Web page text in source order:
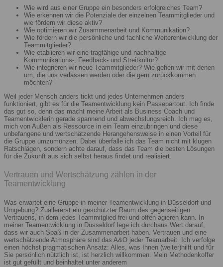
Wie wird aus einer Gruppe ein besonders erfolgreiches Team?
Wie erkennen wir die Potenziale der einzelnen Teammitglieder und
wie fördern wir diese aktiv?
Wie optimieren wir Zusammenarbeit und Kommunikation?
Wie fördern wir die persönliche und fachliche Weiterentwicklung der
Teammitglieder?
Wie etablieren wir eine tragfähige und nachhaltige
Kommunikations-, Feedback- und Streitkultur?
Wie integrieren wir neue Teammitglieder? Wie gehen wir mit denen
um, die uns verlassen werden oder die gern zurückkommen
möchten?
Weil jeder Mensch anders tickt und jedes Unternehmen anders
funktioniert, gibt es für die Teamentwicklung kein Passepartout. Ich finde
das gut so, denn das macht meine Arbeit als Business Coach und
Teamentwicklerin gerade spannend und abwechslungsreich. Ich mag es,
mich von Außen als Ressource in ein Team einzubringen und diese
unbefangene und wertschätzende Herangehensweise in einen Vorteil für
die Gruppe umzumünzen. Dabei überfalle ich das Team nicht mit klugen
Ratschlägen, sondern achte darauf, dass das Team die besten Lösungen
für die Zukunft aus sich selbst heraus findet und realisiert.
Vertrauen und Wertschätzung zählen in der
Teamentwicklung
Was erwartet eine Gruppe in meiner Teamentwicklung in Düsseldorf und
Umgebung? Zuallererst ein geschützter Raum des gegenseitigen
Vertrauens, in dem jedes Teammitglied frei und offen agieren kann. In
meiner Teamentwicklung in Düsseldorf lege ich durchaus Wert darauf,
dass wir auch Spaß in der Zusammenarbeit haben. Vertrauen und eine
wertschätzende Atmosphäre sind das A&O jeder Teamarbeit. Ich verfolge
einen höchst pragmatischen Ansatz: Alles, was Ihnen (weiter)hilft und für
Sie persönlich nützlich ist, ist herzlich willkommen. Mein Methodenkoffer
ist gut gefüllt und beinhaltet unter anderem